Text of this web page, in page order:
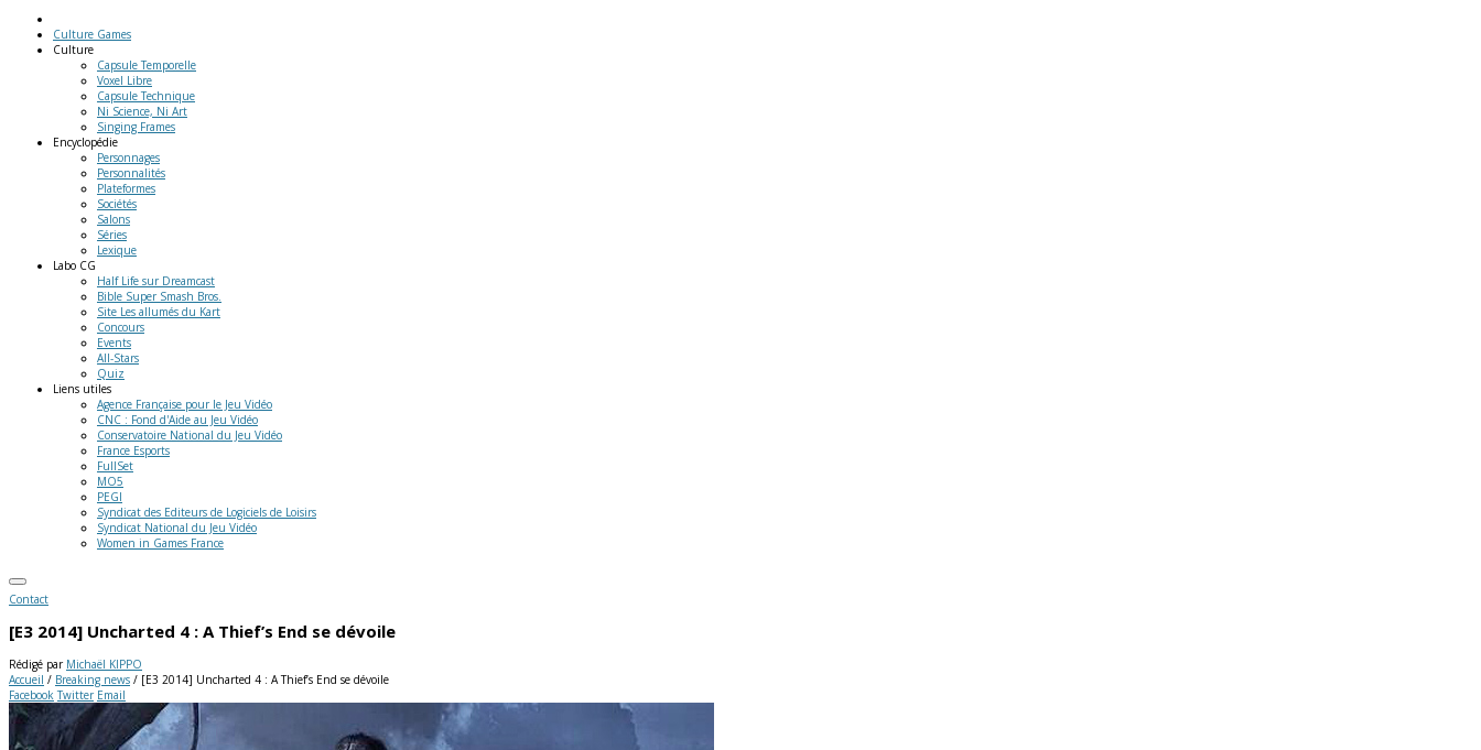
Culture Games
Culture
Capsule Temporelle
Voxel Libre
Capsule Technique
Ni Science, Ni Art
Singing Frames
Encyclopédie
Personnages
Personnalités
Plateformes
Sociétés
Salons
Séries
Lexique
Labo CG
Half Life sur Dreamcast
Bible Super Smash Bros.
Site Les allumés du Kart
Concours
Events
All-Stars
Quiz
Liens utiles
Agence Française pour le Jeu Vidéo
CNC : Fond d'Aide au Jeu Vidéo
Conservatoire National du Jeu Vidéo
France Esports
FullSet
MO5
PEGI
Syndicat des Editeurs de Logiciels de Loisirs
Syndicat National du Jeu Vidéo
Women in Games France
Contact
[E3 2014] Uncharted 4 : A Thief’s End se dévoile
Rédigé par Michaël KIPPO
Accueil / Breaking news / [E3 2014] Uncharted 4 : A Thief’s End se dévoile
Facebook Twitter Email